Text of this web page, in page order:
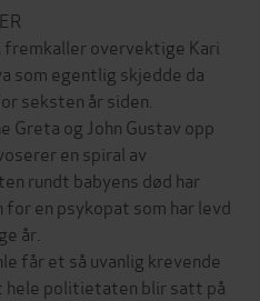
fremkaller overvektige Kari
som egentlig skjedde da
seksten år siden.
og John Gustav opp
en spiral av
rundt babyens død har
en psykopat som har levd
år.
får et så uvanlig krevende
hele politietaten blir satt på